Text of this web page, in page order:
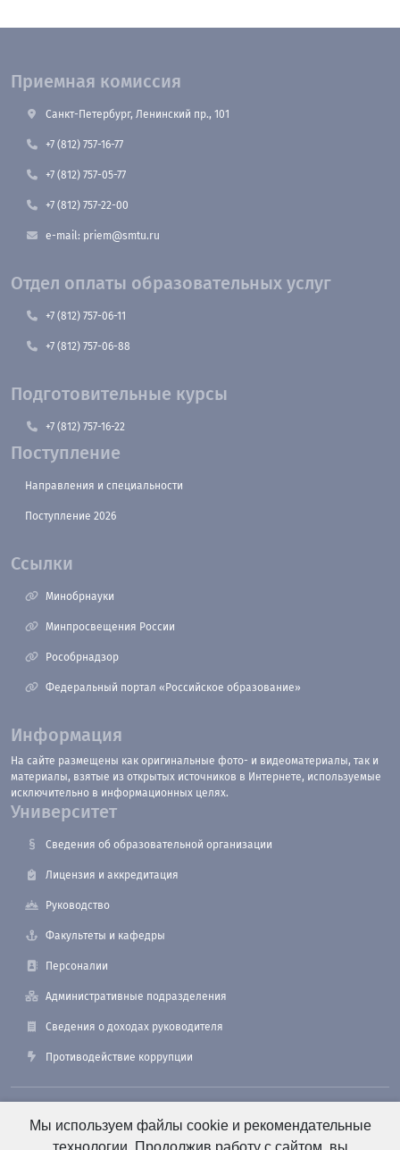
Приемная комиссия
Санкт-Петербург, Ленинский пр., 101
+7 (812) 757-16-77
+7 (812) 757-05-77
+7 (812) 757-22-00
e-mail: priem@smtu.ru
Отдел оплаты образовательных услуг
+7 (812) 757-06-11
+7 (812) 757-06-88
Подготовительные курсы
+7 (812) 757-16-22
Поступление
Направления и специальности
Поступление 2026
Ссылки
Минобрнауки
Минпросвещения России
Рособрнадзор
Федеральный портал «Российское образование»
Информация
На сайте размещены как оригинальные фото- и видеоматериалы, так и
материалы, взятые из открытых источников в Интернете, используемые
исключительно в информационных целях.
Университет
Сведения об образовательной организации
Лицензия и аккредитация
Руководство
Факультеты и кафедры
Персоналии
Административные подразделения
Сведения о доходах руководителя
Противодействие коррупции
190121, Санкт-Петербург, ул. Лоцманская, 3
Мы используем файлы cookie и рекомендательные
технологии. Продолжив работу с сайтом, вы